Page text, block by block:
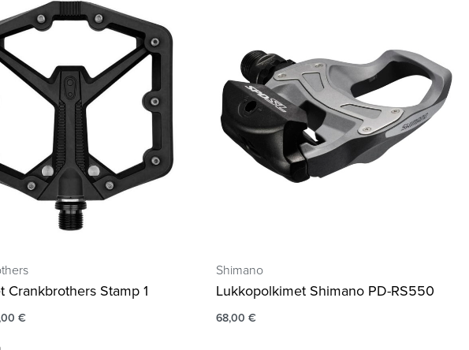
Crankbrothers Stamp 1
€
Shimano
Lukkopolkimet Shimano PD-RS550
68,00 €